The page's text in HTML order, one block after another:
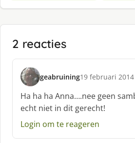
2 reacties
geabruining
s
c
h
r
e
19 februari
Ha ha ha Anna….nee geen
echt niet in dit gerecht!
Login om te reageren